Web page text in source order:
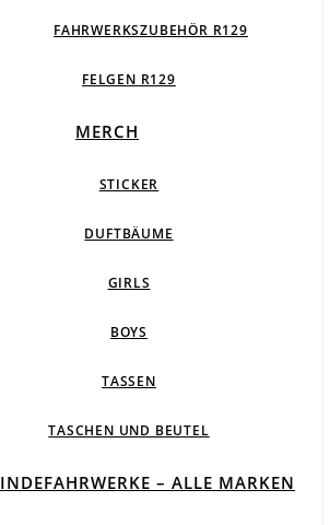
FAHRWERKSZUBEHÖR R129
FELGEN R129
MERCH
STICKER
DUFTBÄUME
GIRLS
BOYS
TASSEN
TASCHEN UND BEUTEL
– ALLE MARKEN